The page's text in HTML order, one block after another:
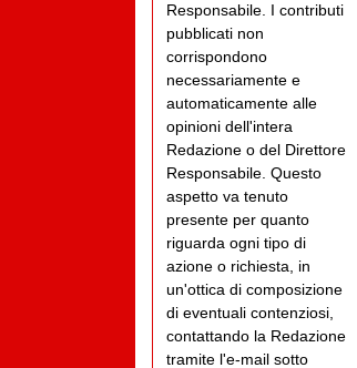
Responsabile. I contributi
pubblicati non
corrispondono
necessariamente e
automaticamente alle
opinioni dell'intera
Redazione o del Direttore
Responsabile. Questo
aspetto va tenuto
presente per quanto
riguarda ogni tipo di
azione o richiesta, in
un'ottica di composizione
di eventuali contenziosi,
contattando la Redazione
tramite l'e-mail sotto